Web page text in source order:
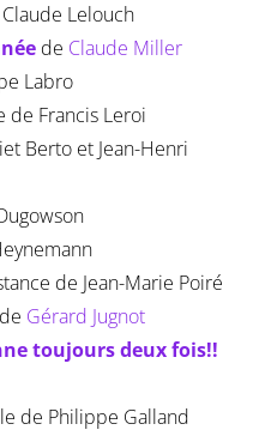
Lelouch
de Claude Miller
Labro
de Francis Leroi
Berto et Jean-Henri
de Jean-Marie Poiré
Gérard Jugnot
toujours deux fois!!
de Philippe Galland